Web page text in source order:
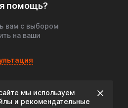
помощь?
вам с выбором
на ваши
мы используем
и рекомендательные